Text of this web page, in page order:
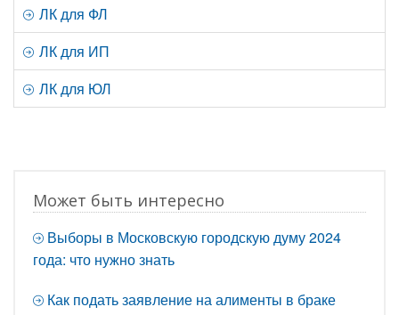
ЛК для ФЛ
ЛК для ИП
ЛК для ЮЛ
Может быть интересно
Выборы в Московскую городскую думу 2024
года: что нужно знать
Как подать заявление на алименты в браке